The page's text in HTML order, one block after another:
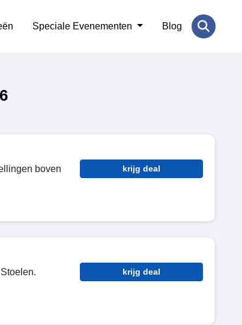
Speciale Evenementen Blog
boven
krijg deal
krijg deal